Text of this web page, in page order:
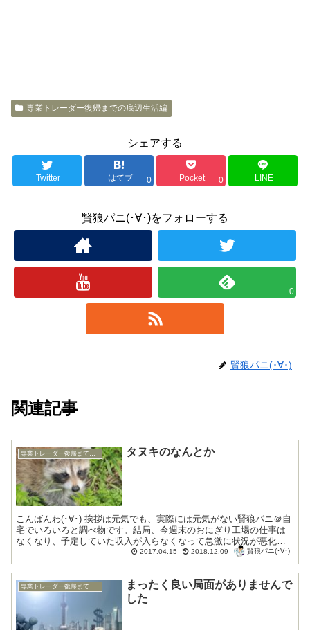
専業トレーダー復帰までの底辺生活編
シェアする
Twitter はてブ 0 Pocket 0 LINE
賢狼パニ(･∀･)をフォローする
0
賢狼パニ(･∀･)
関連記事
専業トレーダー復帰までの底辺生活編 タヌキのなんとか
こんばんわ(･∀･) 挨拶は元気でも、実際には元気がない賢狼パニ＠自
宅でいろいろと調べ物です。結局、今週末のおにぎり工場の仕事は
なくなり、予定していた収入が入らなくなって急激に状況が悪化し
ている賢狼です。カップラーメン5つと食...
2017.04.15 2018.12.09 賢狼パニ(･∀･)
専業トレーダー復帰までの底辺生活編
まったく良い局面がありませんで
した